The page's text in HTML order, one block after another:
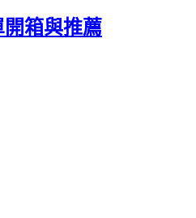
開箱與推薦